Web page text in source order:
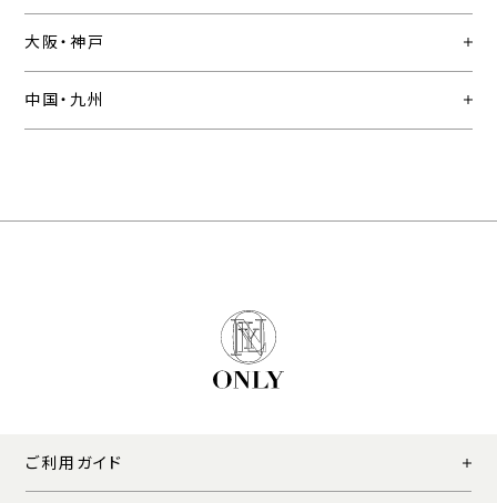
大阪・神戸
中国・九州
ご利用ガイド